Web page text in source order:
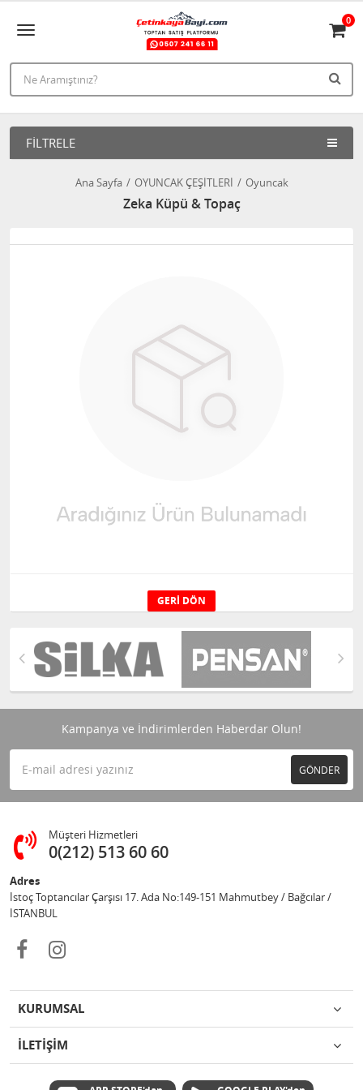
0
FILTRELE
Ana Sayfa OYUNCAK ÇEŞİTLERİ Oyuncak
Zeka Küpü & Topaç
GERI DÖN
Kampanya ve İndirimlerden Haberdar Olun!
GÖNDER
Müşteri Hizmetleri
0(212) 513 60 60
Adres
İstoç Toptancılar Çarşısı 17. Ada No:149-151 Mahmutbey / Bağcılar /
İSTANBUL
KURUMSAL
İLETİŞİM